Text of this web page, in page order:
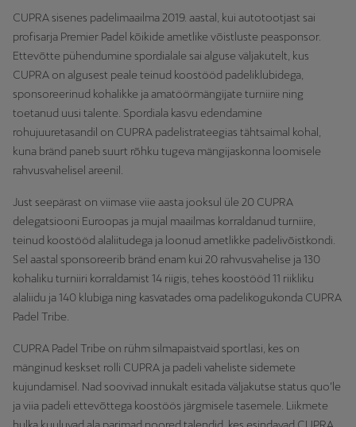
CUPRA sisenes padelimaailma 2019. aastal, kui autotootjast sai
profisarja Premier Padel kõikide ametlike võistluste peasponsor.
Ettevõtte pühendumine spordialale sai alguse väljakutelt, kus
CUPRA on algusest peale teinud koostööd padeliklubidega,
sponsoreerinud kohalikke ja amatöörmängijate turniire ning
toetanud uusi talente. Spordiala kasvu edendamine
rohujuuretasandil on CUPRA padelistrateegias tähtsaimal kohal,
kuna bränd paneb suurt rõhku tugeva mängijaskonna loomisele
rahvusvahelisel areenil.
Just seepärast on viimase viie aasta jooksul üle 20 CUPRA
delegatsiooni Euroopas ja mujal maailmas korraldanud turniire,
teinud koostööd alaliitudega ja loonud ametlikke padelivõistkondi.
Sel aastal sponsoreerib bränd enam kui 20 rahvusvahelise ja 130
kohaliku turniiri korraldamist 14 riigis, tehes koostööd 11 riikliku
alaliidu ja 140 klubiga ning kasvatades oma padelikogukonda CUPRA
Padel Tribe.
CUPRA Padel Tribe on rühm silmapaistvaid sportlasi, kes on
mänginud keskset rolli CUPRA ja padeli vaheliste sidemete
kujundamisel. Nad soovivad innukalt esitada väljakutse status quo’le
ja viia padeli ettevõttega koostöös järgmisele tasemele. Liikmete